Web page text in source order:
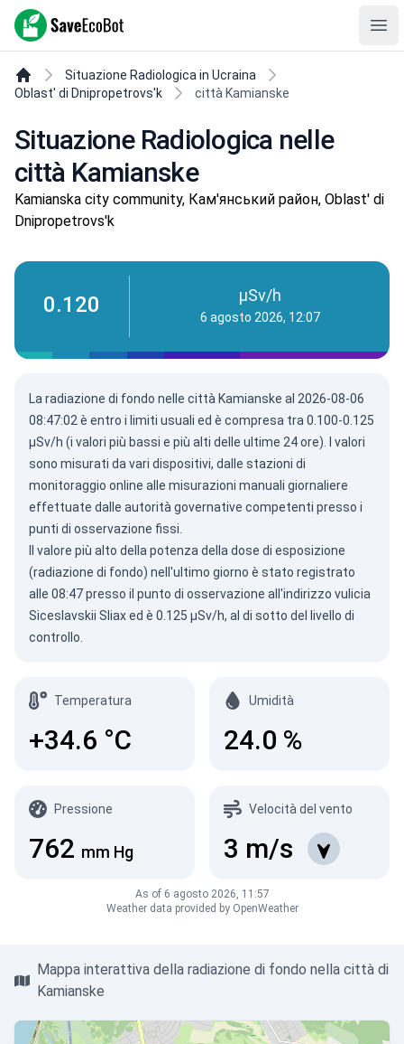
SaveEcoBot
Situazione Radiologica in Ucraina
Oblast' di Dnipropetrovs'k
città Kamianske
Situazione Radiologica nelle
città Kamianske
Kamianska city community, Кам'янський район, Oblast' di
Dnipropetrovs'k
0.120 µSv/h
6 agosto 2026, 12:07
La radiazione di fondo nelle città Kamianske al 2026-08-06
08:47:02 è entro i limiti usuali ed è compresa tra 0.100-0.125
µSv/h (i valori più bassi e più alti delle ultime 24 ore). I valori
sono misurati da vari dispositivi, dalle stazioni di
monitoraggio online alle misurazioni manuali giornaliere
effettuate dalle autorità governative competenti presso i
punti di osservazione fissi.
Il valore più alto della potenza della dose di esposizione
(radiazione di fondo) nell'ultimo giorno è stato registrato
alle 08:47 presso il punto di osservazione all'indirizzo vulicia
Siceslavskii Sliax ed è 0.125 µSv/h, al di sotto del livello di
controllo.
Temperatura
+34.6 °C
Umidità
24.0 %
Pressione
762 mm Hg
Velocità del vento
3 m/s
As of 6 agosto 2026, 11:57
Weather data provided by OpenWeather
Mappa interattiva della radiazione di fondo nella città di
Kamianske